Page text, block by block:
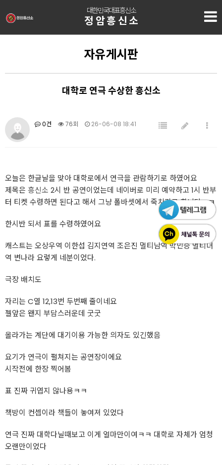
대한민국대표흥신소
정암흥신소
자유게시판
대학로 연극 수상한 흥신소
0건 76회 26-06-08 18:41
오늘은 한글날을 맞아 대학로에서 연극을 관람하기로 하였어요
제목은 흥신소 2시 반 공연이었는데 네이버로 미리 예약하고 1시 반부
터 티켓 수령하면 된다고 해서 그냥 폴바셋에서 죽치기로 합니당ㅋㅋ
한시반 되서 표를 수령하였어요
캐스트는 오상우역 이한섭 김지연역 조은진 멀티남역 박민승 멀티녀
역 변나라 요렇게 네분이었다.
극장 배치도
자리는 C열 12,13번 두번째 줄이네요
젤앞은 왠지 부담스러운데 굿굿
올라가는 계단에 대기이용 가능한 의자도 있긴했음
요기가 연극이 펼쳐지는 공연장이에요
시작전에 한장 찍어봄
표 진짜 귀엽지 않나용ㅋㅋ
책방이 컨셉이라 책들이 놓여져 있었다
연극 진짜 대학다닐때보고 이게 얼마만이여ㅋㅋ 대학로 자체가 엄청
오랜만이었다